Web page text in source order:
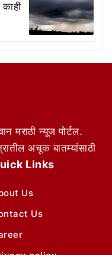
मराठी न्यूज पोर्टल.
अचूक बातम्यांसाठी
Links
Us
Us